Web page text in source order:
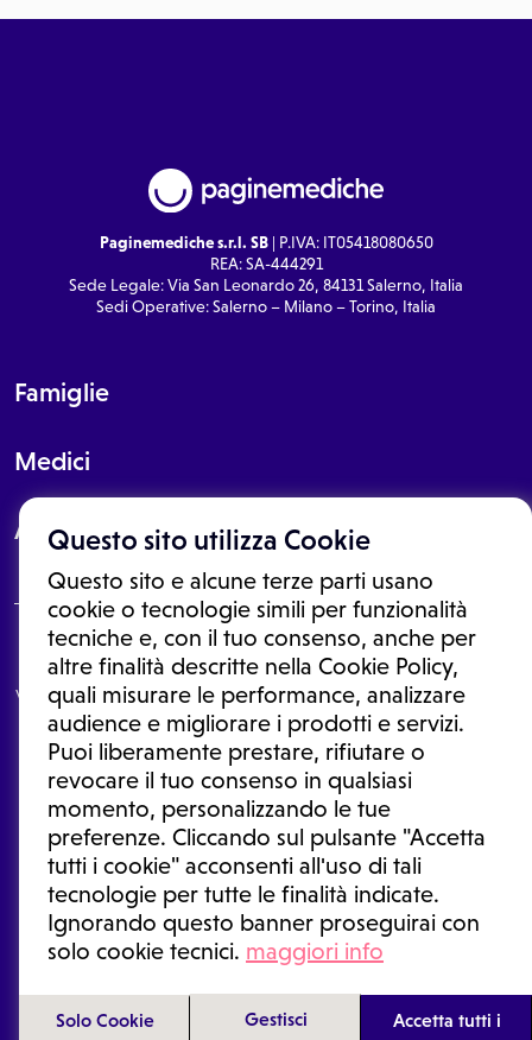
Questo sito utilizza Cookie
Questo sito e alcune terze parti usano
cookie o tecnologie simili per funzionalità
tecniche e, con il tuo consenso, anche per
altre finalità descritte nella Cookie Policy,
quali misurare le performance, analizzare
audience e migliorare i prodotti e servizi.
Puoi liberamente prestare, rifiutare o
revocare il tuo consenso in qualsiasi
momento, personalizzando le tue
preferenze. Cliccando sul pulsante "Accetta
tutti i cookie" acconsenti all'uso di tali
tecnologie per tutte le finalità indicate.
Ignorando questo banner proseguirai con
solo cookie tecnici. maggiori info
Solo Cookie
Gestisci
Accetta tutti i
Paginemediche s.r.l. SB| P.IVA: IT05418080650
REA: SA-444291
Sede Legale: Via San Leonardo 26, 84131 Salerno, Italia
Sedi Operative: Salerno – Milano – Torino, Italia
Famiglie
Medici
About
Le informazioni proposte in questo sito non sono un consulto medico.
In nessun caso, queste informazioni sostituiscono un consulto, una
visita o una diagnosi formulata dal medico. Non si devono considerare
le informazioni disponibili come suggerimenti per la formulazione di
una diagnosi, la determinazione di un trattamento o l'assunzione o
sospensione di un farmaco senza prima consultare un medico di
medicina generale o uno specialista.
Condizioni di utilizzo|Privacy Policy |Gestione cookie
Ⓒ 2026 | Tutti i diritti riservati.